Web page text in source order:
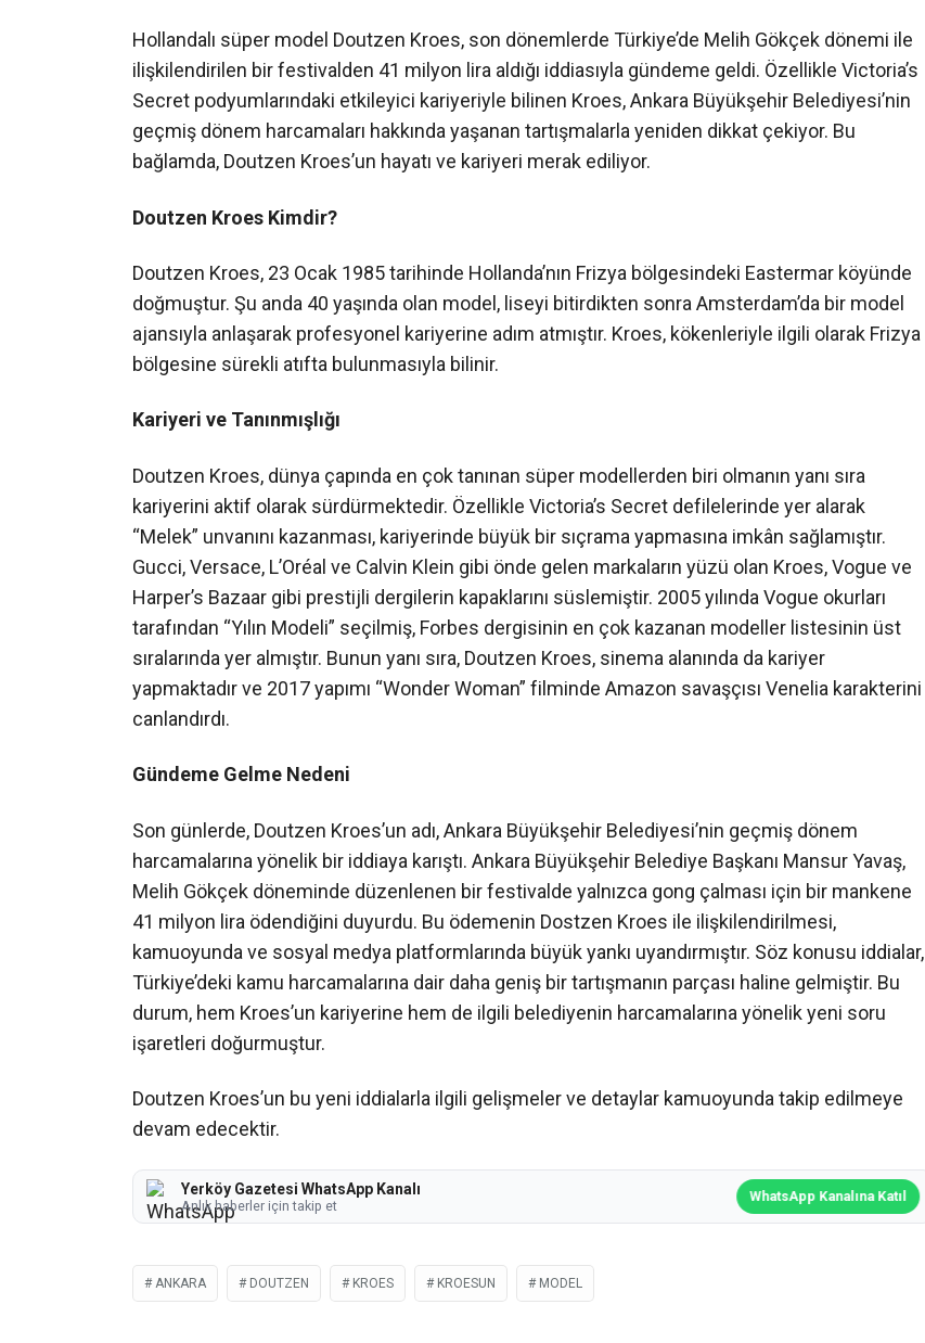
Hollandalı süper model Doutzen Kroes, son dönemlerde Türkiye’de Melih Gökçek dönemi ile
ilişkilendirilen bir festivalden 41 milyon lira aldığı iddiasıyla gündeme geldi. Özellikle Victoria’s
Secret podyumlarındaki etkileyici kariyeriyle bilinen Kroes, Ankara Büyükşehir Belediyesi’nin
geçmiş dönem harcamaları hakkında yaşanan tartışmalarla yeniden dikkat çekiyor. Bu
bağlamda, Doutzen Kroes’un hayatı ve kariyeri merak ediliyor.
Doutzen Kroes Kimdir?
Doutzen Kroes, 23 Ocak 1985 tarihinde Hollanda’nın Frizya bölgesindeki Eastermar köyünde
doğmuştur. Şu anda 40 yaşında olan model, liseyi bitirdikten sonra Amsterdam’da bir model
ajansıyla anlaşarak profesyonel kariyerine adım atmıştır. Kroes, kökenleriyle ilgili olarak Frizya
bölgesine sürekli atıfta bulunmasıyla bilinir.
Kariyeri ve Tanınmışlığı
Doutzen Kroes, dünya çapında en çok tanınan süper modellerden biri olmanın yanı sıra
kariyerini aktif olarak sürdürmektedir. Özellikle Victoria’s Secret defilelerinde yer alarak
“Melek” unvanını kazanması, kariyerinde büyük bir sıçrama yapmasına imkân sağlamıştır.
Gucci, Versace, L’Oréal ve Calvin Klein gibi önde gelen markaların yüzü olan Kroes, Vogue ve
Harper’s Bazaar gibi prestijli dergilerin kapaklarını süslemiştir. 2005 yılında Vogue okurları
tarafından “Yılın Modeli” seçilmiş, Forbes dergisinin en çok kazanan modeller listesinin üst
sıralarında yer almıştır. Bunun yanı sıra, Doutzen Kroes, sinema alanında da kariyer
yapmaktadır ve 2017 yapımı “Wonder Woman” filminde Amazon savaşçısı Venelia karakterini
canlandırdı.
Gündeme Gelme Nedeni
Son günlerde, Doutzen Kroes’un adı, Ankara Büyükşehir Belediyesi’nin geçmiş dönem
harcamalarına yönelik bir iddiaya karıştı. Ankara Büyükşehir Belediye Başkanı Mansur Yavaş,
Melih Gökçek döneminde düzenlenen bir festivalde yalnızca gong çalması için bir mankene
41 milyon lira ödendiğini duyurdu. Bu ödemenin Dostzen Kroes ile ilişkilendirilmesi,
kamuoyunda ve sosyal medya platformlarında büyük yankı uyandırmıştır. Söz konusu iddialar,
Türkiye’deki kamu harcamalarına dair daha geniş bir tartışmanın parçası haline gelmiştir. Bu
durum, hem Kroes’un kariyerine hem de ilgili belediyenin harcamalarına yönelik yeni soru
işaretleri doğurmuştur.
Doutzen Kroes’un bu yeni iddialarla ilgili gelişmeler ve detaylar kamuoyunda takip edilmeye
devam edecektir.
Yerköy Gazetesi WhatsApp Kanalı
Anlık haberler için takip et
WhatsApp Kanalına Katıl
ANKARA DOUTZEN KROES KROESUN MODEL